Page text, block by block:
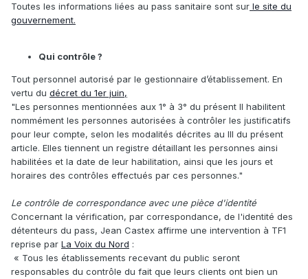
Toutes les informations liées au pass sanitaire sont sur le site du
gouvernement.
Qui contrôle ?
Tout personnel autorisé par le gestionnaire d’établissement. En
vertu du décret du 1er juin,
"Les personnes mentionnées aux 1° à 3° du présent II habilitent
nommément les personnes autorisées à contrôler les justificatifs
pour leur compte, selon les modalités décrites au III du présent
article. Elles tiennent un registre détaillant les personnes ainsi
habilitées et la date de leur habilitation, ainsi que les jours et
horaires des contrôles effectués par ces personnes."
Le contrôle de correspondance avec une pièce d'identité
Concernant la vérification, par correspondance, de l'identité des
détenteurs du pass, Jean Castex affirme une intervention à TF1
reprise par La Voix du Nord :
« Tous les établissements recevant du public seront
responsables du contrôle du fait que leurs clients ont bien un